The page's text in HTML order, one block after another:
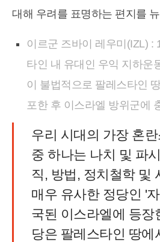
대해 우려를 표명하는 편지를
이르군 즈바이 레우미(IZL) :
타인 내 유대인 우익 지하운
이 불법적으로 팔레스타인
포한 후 이스라엘 방위군에
우리 시대의 가장 혼
중 하나는 나치 및 파
직, 방법, 정치철학 및
매우 유사한 정당인 '
국된 이스라엘에 등장
당은 팔레스타인 땅에